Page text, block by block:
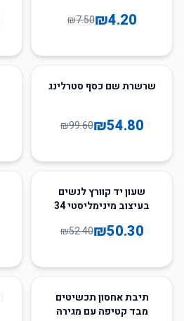
₪4.20
₪7.50
45%שרשרת שם כסף סטרלינג
₪54.80
₪99.60
שעון יד קוורץ לנשים
בעיצוב מינימליסטי 34
₪50.30
₪52.40
66
תיבת אחסון תכשיטים
מבד קטיפה עם מגירה